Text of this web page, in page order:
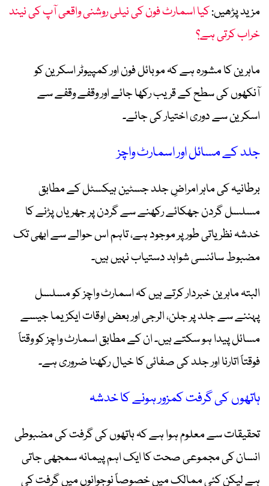
مزید پڑھیں:کیا اسمارٹ فون کی نیلی روشنی واقعی آپ کی نیند
خراب کرتی ہے؟
ماہرین کا مشورہ ہے کہ موبائل فون اور کمپیوٹر اسکرین کو
آنکھوں کی سطح کے قریب رکھا جائے اور وقفے وقفے سے
اسکرین سے دوری اختیار کی جائے۔
جلد کے مسائل اور اسمارٹ واچز
برطانیہ کی ماہر امراضِ جلد جسٹین ہیکسٹل کے مطابق
مسلسل گردن جھکائے رکھنے سے گردن پر جھریاں پڑنے کا
خدشہ نظریاتی طور پر موجود ہے، تاہم اس حوالے سے ابھی تک
مضبوط سائنسی شواہد دستیاب نہیں ہیں۔
البتہ ماہرین خبردار کرتے ہیں کہ اسمارٹ واچز کو مسلسل
پہننے سے جلد پر جلن، الرجی اور بعض اوقات ایکزیما جیسے
مسائل پیدا ہو سکتے ہیں۔ ان کے مطابق اسمارٹ واچز کو وقتاً
فوقتاً اتارنا اور جلد کی صفائی کا خیال رکھنا ضروری ہے۔
ہاتھوں کی گرفت کمزور ہونے کا خدشہ
تحقیقات سے معلوم ہوا ہے کہ ہاتھوں کی گرفت کی مضبوطی
انسان کی مجموعی صحت کا ایک اہم پیمانہ سمجھی جاتی
ہے لیکن کئی ممالک میں خصوصاً نوجوانوں میں گرفت کی